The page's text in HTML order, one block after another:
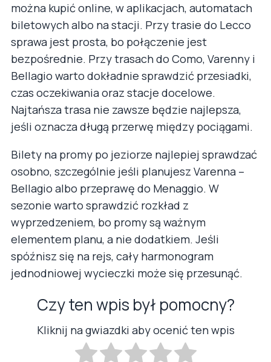
można kupić online, w aplikacjach, automatach
biletowych albo na stacji. Przy trasie do Lecco
sprawa jest prosta, bo połączenie jest
bezpośrednie. Przy trasach do Como, Varenny i
Bellagio warto dokładnie sprawdzić przesiadki,
czas oczekiwania oraz stacje docelowe.
Najtańsza trasa nie zawsze będzie najlepsza,
jeśli oznacza długą przerwę między pociągami.
Bilety na promy po jeziorze najlepiej sprawdzać
osobno, szczególnie jeśli planujesz Varenna –
Bellagio albo przeprawę do Menaggio. W
sezonie warto sprawdzić rozkład z
wyprzedzeniem, bo promy są ważnym
elementem planu, a nie dodatkiem. Jeśli
spóźnisz się na rejs, cały harmonogram
jednodniowej wycieczki może się przesunąć.
Czy ten wpis był pomocny?
Kliknij na gwiazdki aby ocenić ten wpis